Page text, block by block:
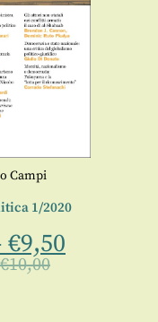
Campi
1/2020
€9,50
€10,00